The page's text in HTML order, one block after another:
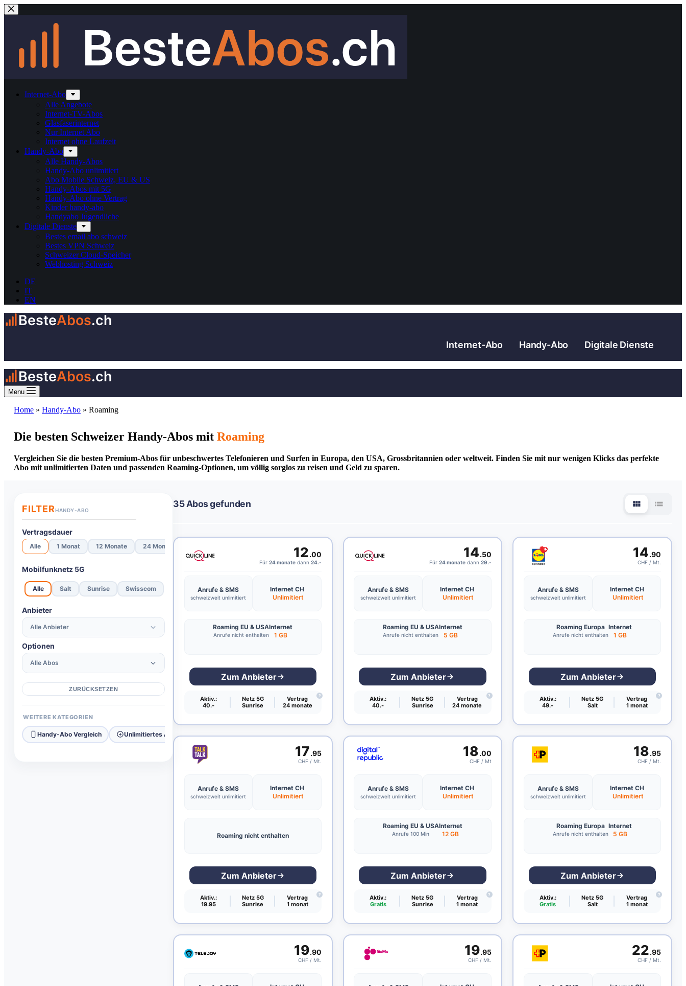
Skip
to
Internet-Abo
Alle Angebote
Internet-TV-Abos
Glasfaserinternet
Nur Internet Abo
Internet ohne Laufzeit
Handy-Abo
Alle Handy-Abos
Handy-Abo unlimitiert
Abo Mobile Schweiz, EU & US
Handy-Abos mit 5G
Handy-Abo ohne Vertrag
Kinder handy-abo
Handyabo Jugendliche
Digitale Dienste
Bestes email abo schweiz
Bestes VPN Schweiz
Schweizer Cloud-Speicher
Webhosting Schweiz
DE
IT
EN
BesteAbos.ch
Internet-Abo Handy-Abo Digitale Dienste
BesteAbos.ch
Menu
Home » Handy-Abo » Roaming
Die besten Schweizer Handy-Abos mit Roaming
Vergleichen Sie die besten Premium-Abos für unbeschwertes Telefonieren und Surfen in Europa, den USA, Grossbritannien oder weltweit. Finden Sie mit nur wenigen Klicks das perfekte
Abo mit unlimitierten Daten und passenden Roaming-Optionen, um völlig sorglos zu reisen und Geld zu sparen.
FILTERHANDY-ABO
Vertragsdauer
Alle 1 Monat 12 Monate 24 Monate
Mobilfunknetz 5G
Alle Salt Sunrise Swisscom
Anbieter
Alle Anbieter
Optionen
Alle Abos
ZURÜCKSETZEN
WEITERE KATEGORIEN
Handy-Abo Vergleich Unlimitiertes Abo 5G Abo Ohne Vertragsbindung Kinder Handy-Abo Jugendliche
35 Abos gefunden
12.00
Für24 monate dann24.-
Anrufe & SMS
schweizweit unlimitiert
Internet CH
Unlimitiert
Roaming EU & USA
Anrufe nicht enthalten
Internet
1 GB
Zum Anbieter
Aktiv.:
40.-
Netz 5G
Sunrise
Vertrag
24 monate
?
14.50
Für 24 monatedann 29.-
Anrufe & SMS
schweizweit unlimitiert
Internet CH
Unlimitiert
Roaming EU & USA
Anrufe nicht enthalten
Internet
5 GB
Zum Anbieter
Aktiv.:
40.-
Netz 5G
Sunrise
Vertrag
24 monate
?
14.90
CHF / Mt.
Anrufe & SMS
schweizweit unlimitiert
Internet CH
Unlimitiert
Roaming Europa
Anrufe nicht enthalten
Internet
1 GB
Zum Anbieter
Aktiv.:
49.-
Netz 5G
Salt
Vertrag
1 monat
?
17.95
CHF / Mt.
Anrufe & SMS
schweizweit unlimitiert
Internet CH
Unlimitiert
Roaming nicht enthalten
Zum Anbieter
Aktiv.:
19.95
Netz 5G
Sunrise
Vertrag
1 monat
?
18.00
CHF / Mt
Anrufe & SMS
schweizweit unlimitiert
Internet CH
Unlimitiert
Roaming EU & USA
Anrufe 100 Min
Internet
12 GB
Zum Anbieter
Aktiv.:
Gratis
Netz 5G
Sunrise
Vertrag
1 monat
?
18.95
CHF / Mt.
Anrufe & SMS
schweizweit unlimitiert
Internet CH
Unlimitiert
Roaming Europa
Anrufe nicht enthalten
Internet
5 GB
Zum Anbieter
Aktiv.:
Gratis
Netz 5G
Salt
Vertrag
1 monat
?
19.90
CHF / Mt.
19.95
CHF / Mt.
22.95
CHF / Mt.